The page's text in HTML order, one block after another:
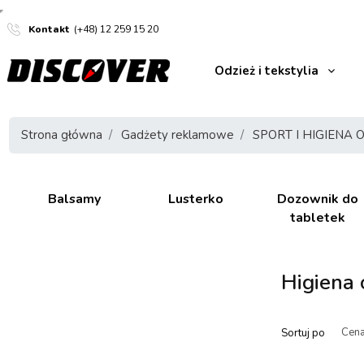
Kontakt (+48) 12 259 15 20
Odzież i tekstylia
Strona główna Gadżety reklamowe SPORT I HIGIENA
Balsamy Lusterko
Dozownik do
tabletek
Higiena
Sortuj po